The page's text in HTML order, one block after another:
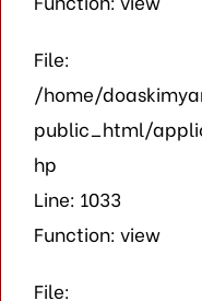
File:
/home/
public_html/
hp
Line: 1033
Function: view
File: